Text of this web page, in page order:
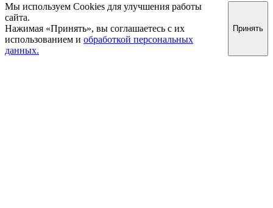
Мы используем Cookies для улучшения работы
сайта.
Нажимая «Принять», вы соглашаетесь с их
использованием и обработкой персональных
данных.
Принять